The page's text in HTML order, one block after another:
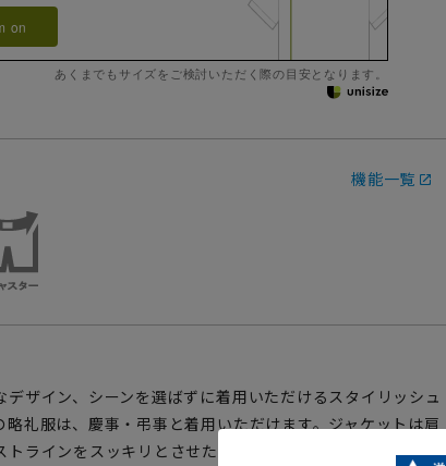
on
あくまでもサイズをご検討いただく際の目安となります。
機能一覧
ザイン、シーンを選ばずに着用いただけるスタイリッシュ
略礼服は、慶事・弔事と着用いただけます。ジャケットは肩
トラインをスッキリとさせたスタイル。パンツは股上を浅め